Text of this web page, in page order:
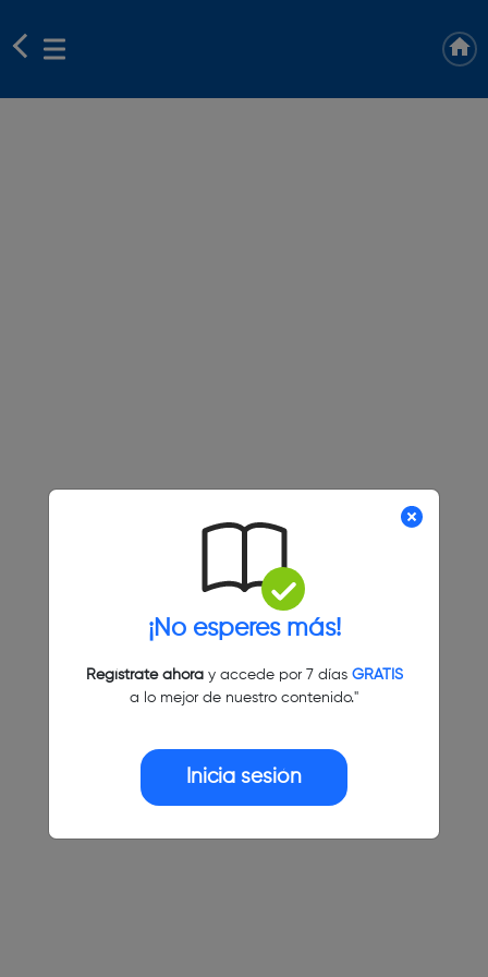
¡No esperes más!
Regístrate ahoray accede por 7 días GRATIS
a lo mejor de nuestro contenido."
Inicia sesión